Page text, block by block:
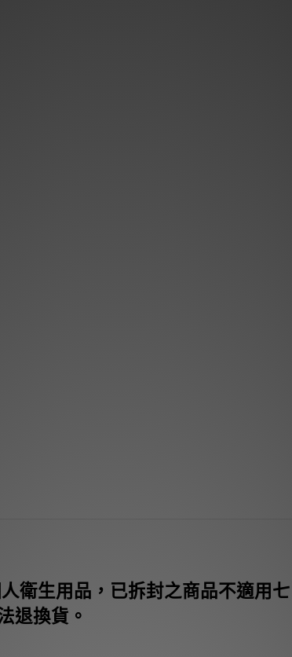
衛生用品，已拆封之商品不適用七
退換貨。